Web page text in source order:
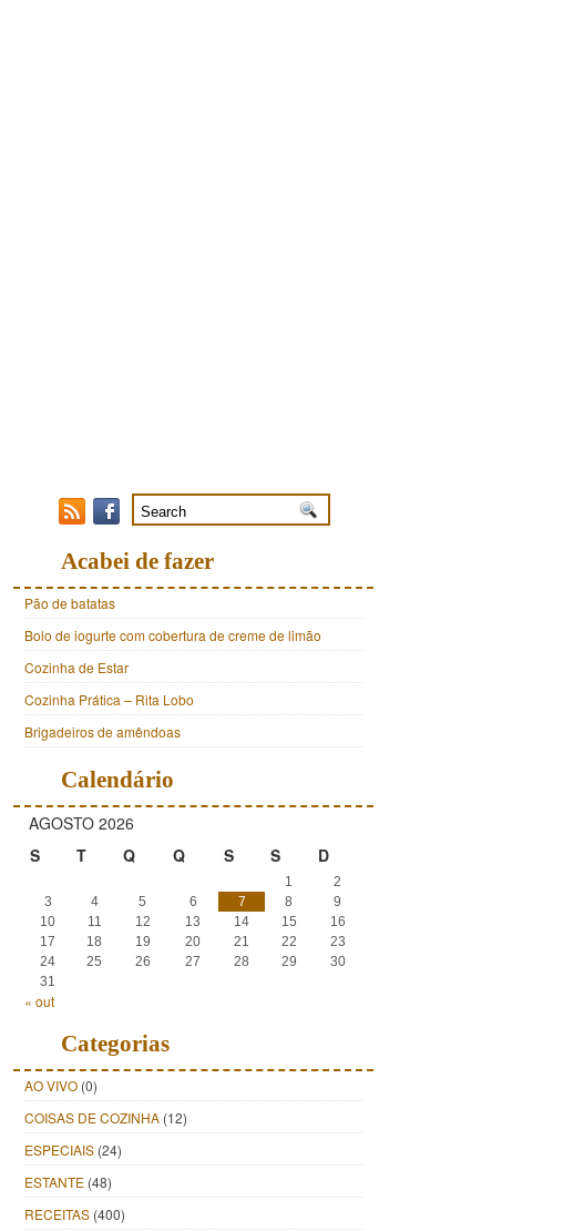
Acabei de fazer
Pão de batatas
Bolo de iogurte com cobertura de creme de limão
Cozinha de Estar
Cozinha Prática – Rita Lobo
Brigadeiros de amêndoas
Calendário
AGOSTO 2026
S
T Q Q S S D
1
2
3
4 5 6 7 8
9
10
11 12 13 14 15
16
17
18 19 20 21 22
23
24
25 26 27 28 29
30
31
« out
Categorias
AO VIVO (0)
COISAS DE COZINHA (12)
ESPECIAIS (24)
ESTANTE (48)
RECEITAS (400)